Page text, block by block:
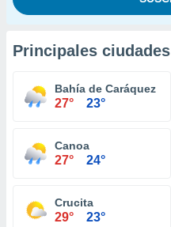
Principales ciudades
Bahía de Caráquez
27° 23°
Canoa
27° 24°
Crucita
29° 23°